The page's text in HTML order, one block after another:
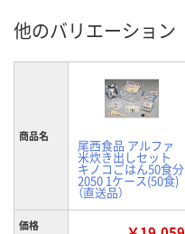
他のバリエーション
商品名
尾西食品 アルファ
米炊き出しセット
キノコごはん50食分
2050 1ケース(50食)
（直送品）
価格